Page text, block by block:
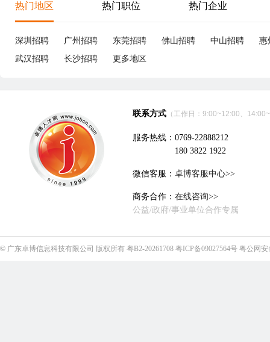
热门地区 热门职位 热门企业
深圳招聘 广州招聘 东莞招聘 佛山招聘 中山招聘
惠
武汉招聘
长沙招聘 更多地区
联系方式 （工作日：9:00~12:00、
服务热线：0769-22888212
180 3822 1922
微信客服： 卓博客服中心>>
商务合作： 在线咨询>>
公益/政府/事业单位合作专属
© 广东卓博信息科技有限公司 版权所有 粤B2-20261708 粤ICP备09027564号 粤公网安